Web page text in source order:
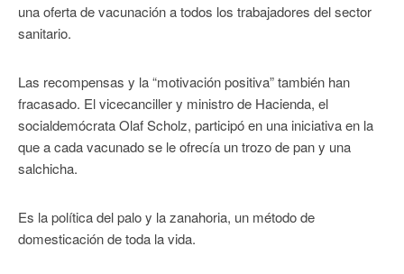
una oferta de vacunación a todos los trabajadores del sector
sanitario.
Las recompensas y la “motivación positiva” también han
fracasado. El vicecanciller y ministro de Hacienda, el
socialdemócrata Olaf Scholz, participó en una iniciativa en la
que a cada vacunado se le ofrecía un trozo de pan y una
salchicha.
Es la política del palo y la zanahoria, un método de
domesticación de toda la vida.